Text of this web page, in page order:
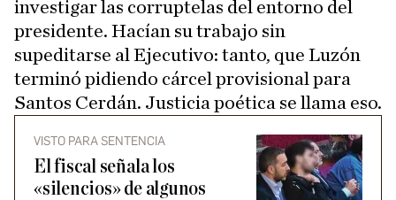
investigar las corruptelas del entorno del
presidente. Hacían su trabajo sin
supeditarse al Ejecutivo: tanto, que Luzón
terminó pidiendo cárcel provisional para
Santos Cerdán. Justicia poética se llama eso.
VISTO PARA SENTENCIA
El fiscal señala los
«silencios» de algunos